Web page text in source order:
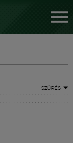
SZŰRÉS